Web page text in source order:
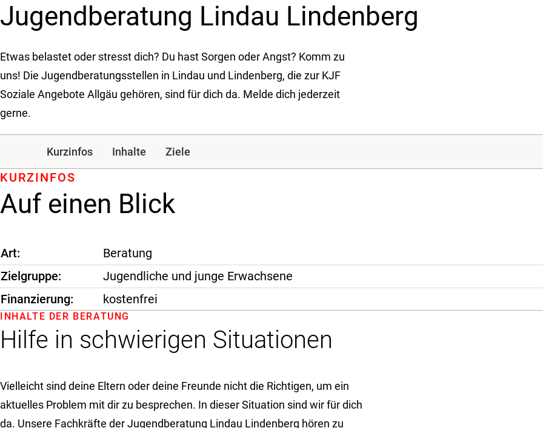
Jugendberatung Lindau Lindenberg
Etwas belastet oder stresst dich? Du hast Sorgen oder Angst? Komm zu
uns! Die Jugendberatungsstellen in Lindau und Lindenberg, die zur KJF
Soziale Angebote Allgäu gehören, sind für dich da. Melde dich jederzeit
gerne.
Kurzinfos Inhalte Ziele
Auf einen Blick
KURZINFOS
Art
Beratung
Zielgruppe
Jugendliche und junge Erwachsene
Finanzierung
kostenfrei
Hilfe in schwierigen Situationen
INHALTE DER BERATUNG
Vielleicht sind deine Eltern oder deine Freunde nicht die Richtigen, um ein
aktuelles Problem mit dir zu besprechen. In dieser Situation sind wir für dich
da. Unsere Fachkräfte der Jugendberatung Lindau Lindenberg hören zu